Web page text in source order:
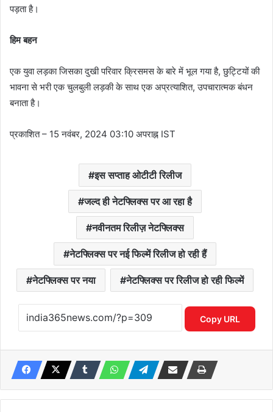
पड़ता है।
हिम बहन
एक युवा लड़का जिसका दुखी परिवार क्रिसमस के बारे में भूल गया है, छुट्टियों की
भावना से भरी एक चुलबुली लड़की के साथ एक अप्रत्याशित, उपचारात्मक बंधन
बनाता है।
प्रकाशित– 15 नवंबर, 2024 03:10 अपराह्न IST
इस सप्ताह ओटीटी रिलीज
जल्द ही नेटफ्लिक्स पर आ रहा है
नवीनतम रिलीज़ नेटफ्लिक्स
नेटफ्लिक्स पर नई फिल्में रिलीज हो रही हैं
नेटफ्लिक्स पर नया नेटफ्लिक्स पर रिलीज हो रही फिल्में
Copy URL